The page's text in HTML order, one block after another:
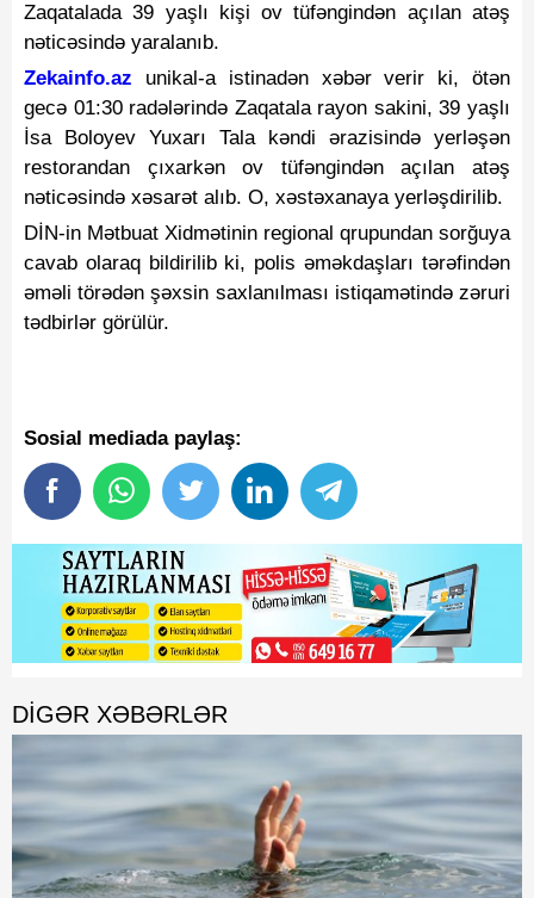
Zaqatalada 39 yaşlı kişi ov tüfəngindən açılan atəş
nəticəsində yaralanıb.
Zekainfo.az unikal-a istinadən xəbər verir ki, ötən
gecə 01:30 radələrində Zaqatala rayon sakini, 39 yaşlı
İsa Boloyev Yuxarı Tala kəndi ərazisində yerləşən
restorandan çıxarkən ov tüfəngindən açılan atəş
nəticəsində xəsarət alıb. O, xəstəxanaya yerləşdirilib.
DİN-in Mətbuat Xidmətinin regional qrupundan sorğuya
cavab olaraq bildirilib ki, polis əməkdaşları tərəfindən
əməli törədən şəxsin saxlanılması istiqamətində zəruri
tədbirlər görülür.
Sosial mediada paylaş:
DIGƏR XƏBƏRLƏR